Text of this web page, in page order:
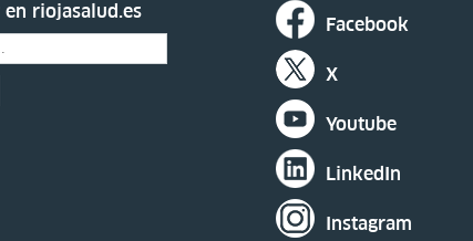
en riojasalud.es
Facebook
X
Youtube
LinkedIn
Instagram